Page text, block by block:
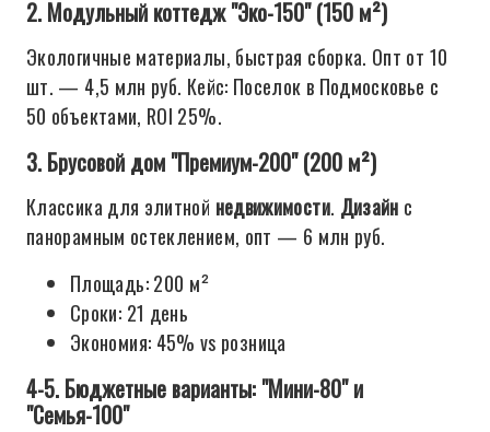
2. Модульный коттедж "Эко-150" (150 м²)
Экологичные материалы, быстрая сборка. Опт от 10
шт. — 4,5 млн руб. Кейс: Поселок в Подмосковье с
50 объектами, ROI 25%.
3. Брусовой дом "Премиум-200" (200 м²)
Классика для элитной недвижимости. Дизайн с
панорамным остеклением, опт — 6 млн руб.
Площадь: 200 м²
Сроки: 21 день
Экономия: 45% vs розница
4-5. Бюджетные варианты: "Мини-80" и
"Семья-100"